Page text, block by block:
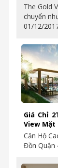
The Gold
chuyển
01/12/
Giá Chỉ
View Mặt
Căn Hộ
Đồn Quận